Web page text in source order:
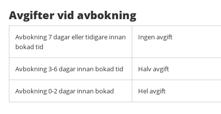
Avgifter vid avbokning
Avbokning 7 dagar eller tidigare innan
bokad tid
Ingen avgift
Avbokning 3-6 dagar innan bokad tid Halv avgift
Avbokning 0-2 dagar innan bokad Hel avgift